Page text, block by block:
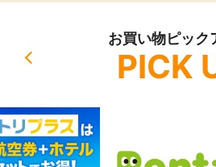
お友達紹介
美容・健康
銀行・金融・投資
お買い物ピック
PICK